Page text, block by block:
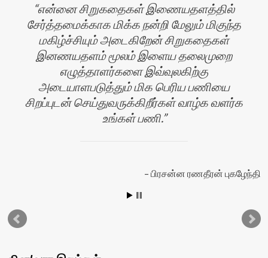
என்னை சிறுகதைகள் இணையதளத்தில்
சேர்த்தமைக்காக மிக்க நன்றி மேலும் மிகுந்த
மகிழ்ச்சியும் அடைகிறேன் சிறுகதைகள்
இனணயதளம் மூலம் இளைய தலைமுறை
எழுத்தாளர்களை இவ்வுலகிற்கு
அடையாளபடுத்தும் மிக பெரிய பணியை
சிறப்புடன் செய்துவருக்கிறீர்கள் வாழ்க வளர்க
உங்கள் பணி.
பிரசன்ன ரணதீரன் புகழேந்தி